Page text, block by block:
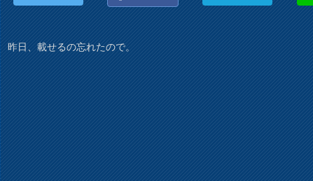
昨日、載せるの忘れたので。